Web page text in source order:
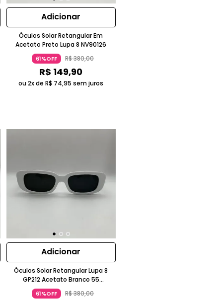
Adicionar
Óculos Solar Retangular Em
Acetato Preto Lupa 8 NV90126
61%OFF R$380,00
R$ 149,90
ou 2x deR$ 74,95 sem juros
Adicionar
Óculos Solar Retangular Lupa 8
GP212 Acetato Branco 55
Acessórios
61%OFF R$380,00